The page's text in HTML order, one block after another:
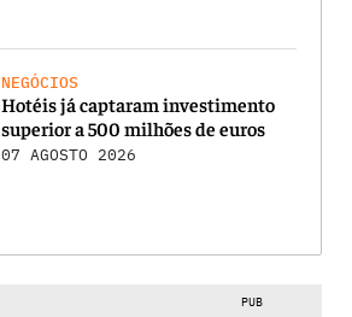
NEGÓCIOS
Hotéis já captaram investimento
superior a 500 milhões de euros
07 AGOSTO 2026
PUB